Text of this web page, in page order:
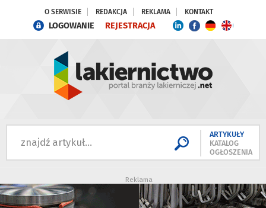
O SERWISIE REDAKCJA REKLAMA KONTAKT
LOGOWANIE REJESTRACJA
ARTYKUŁY
KATALOG
OGŁOSZENIA
Reklama